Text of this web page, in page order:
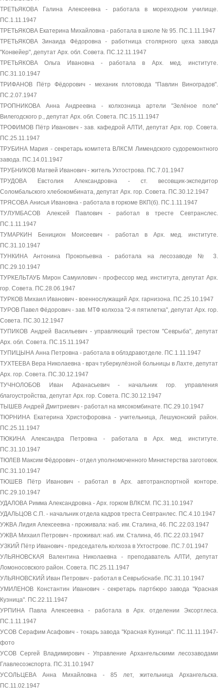
ТРЕТЬЯКОВА Галина Алексеевна - работала в мореходном училище.
ПС.1.11.1947
ТРЕТЬЯКОВА Екатерина Михайловна - работала в школе № 95. ПС.1.11.1947
ТРЕТЬЯКОВА Зинаида Фёдоровна - работница столярного цеха завода
"Конвейер", депутат Арх. обл. Совета. ПС.12.11.1947
ТРЕТЬЯКОВА Ольга Ивановна - работала в Арх. мед. институте.
ПС.31.10.1947
ТРИФАНОВ Пётр Фёдорович - механик плотовода "Павлин Виноградов".
ПС.2.07.1947
ТРОПНИКОВА Анна Андреевна - колхозница артели "Зелёное поле"
Вилегодского р., депутат Арх. обл. Совета. ПС.15.11.1947
ТРОФИМОВ Пётр Иванович - зав. кафедрой АЛТИ, депутат Арх. гор. Совета.
ПС.25.11.1947
ТРУБИНА Мария - секретарь комитета ВЛКСМ Лимендского судоремонтного
завода. ПС.14.01.1947
ТРУБНИКОВ Матвей Иванович - житель Ухтострова. ПС.7.01.1947
ТРУДОВА Евстолия Александровна - ст. весовщик-экспедитор
Соломбальского хлебокомбината, депутат Арх. гор. Совета. ПС.30.12.1947
ТРЯСОВА Анисья Ивановна - работала в горкоме ВКП(б). ПС.1.11.1947
ТУЛУМБАСОВ Алексей Павлович - работал в тресте Севтранслес.
ПС.1.11.1947
ТУМАРКИН Беницион Моисеевич - работал в Арх. мед. институте.
ПС.31.10.1947
ТУНКИНА Антонина Прокопьевна - работала на лесозаводе № 3.
ПС.29.10.1947
ТУРКЕЛЬТАУБ Мирон Самуилович - профессор мед. института, депутат Арх.
гор. Совета. ПС.28.06.1947
ТУРКОВ Михаил Иванович - военнослужащий Арх. гарнизона. ПС.25.10.1947
ТУРОВ Павел Фёдорович - зав. МТФ колхоза "2-я пятилетка", депутат Арх. гор.
Совета. ПС.30.12.1947
ТУПИКОВ Андрей Васильевич - управляющий трестом "Севрыба", депутат
Арх. обл. Совета. ПС.15.11.1947
ТУПИЦЫНА Анна Петровна - работала в облздравотделе. ПС.1.11.1947
ТУХТЕЕВА Вера Николаевна - врач туберкулёзной больницы в Лахте, депутат
Арх. гор. Совета. ПС.30.12.1947
ТУЧНОЛОБОВ Иван Афанасьевич - начальник гор. управления
благоустройства, депутат Арх. гор. Совета. ПС.30.12.1947
ТЫШЕВ Андрей Дмитриевич - работал на мясокомбинате. ПС.29.10.1947
ТЮРНИНА Екатерина Христофоровна - учительница, Лешуконский район.
ПС.25.11.1947
ТЮКИНА Александра Петровна - работала в Арх. мед. институте.
ПС.31.10.1947
ТЮЛЕВ Максим Фёдорович - отдел уполномоченного Министерства заготовок.
ПС.31.10.1947
ТЮШЕВ Пётр Иванович - работал в Арх. автотранспортной конторе.
ПС.29.10.1947
УДАЛОВА Римма Александровна - Арх. горком ВЛКСМ. ПС.31.10.1947
УДАЛЬЦОВ С.П. - начальник отдела кадров треста Севтранлес. ПС.4.10.1947
УЖВА Лидия Алексеевна - проживала: наб. им. Сталина, 46. ПС.22.03.1947
УЖВА Михаил Петрович - проживал: наб. им. Сталина, 46. ПС.22.03.1947
УЗКИЙ Пётр Иванович - председатель колхоза в Ухтострове. ПС.7.01.1947
УЛЬЯНОВСКАЯ Валентина Николаевна - преподаватель АЛТИ, депутат
Ломоносовского район. Совета. ПС.25.11.1947
УЛЬЯНОВСКИЙ Иван Петрович - работал в Севрыбснабе. ПС.31.10.1947
УМИЛЕНОВ Константин Иванович - секретарь партбюро завода "Красная
Кузница". ПС.22.11.1947
УРПИНА Павла Алексеевна - работала в Арх. отделении Эксортлеса.
ПС.1.11.1947
УСОВ Серафим Асафович - токарь завода "Красная Кузница". ПС.11.11.1947-
фото
УСОВ Сергей Владимирович - Управление Архангельскими лесозаводами
Главлесоэкспорта. ПС.31.10.1947
УСОЛЬЦЕВА Анна Михайловна - 85 лет, жительница Архангельска.
ПС.11.02.1947